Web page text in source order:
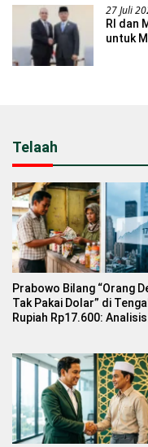
27 Juli
RI dan
untuk
Telaah
Prabowo Bilang “Orang
Tak Pakai Dolar” di
Rupiah Rp17.600: Analisis
Stabilisasi Rupiah